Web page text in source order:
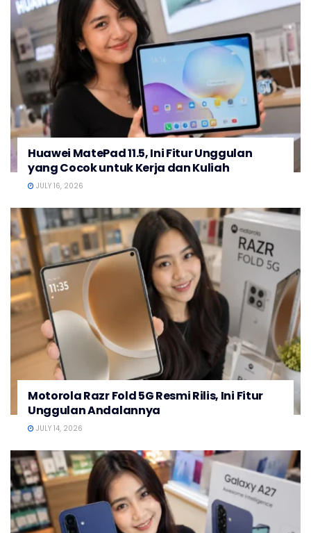
Huawei MatePad 11.5, Ini Fitur Unggulan
yang Cocok untuk Kerja dan Kuliah
JULY 16, 2026
Motorola Razr Fold 5G Resmi Rilis, Ini Fitur
Unggulan Andalannya
JULY 14, 2026